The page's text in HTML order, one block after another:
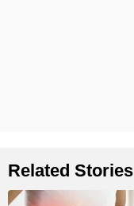
Related Stories